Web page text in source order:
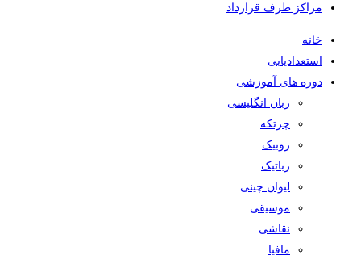
مراکز طرف قرارداد
خانه
استعدادیابی
دوره های آموزشی
زبان انگلیسی
چرتکه
روبیک
رباتیک
لیوان چینی
موسیقی
نقاشی
مافیا